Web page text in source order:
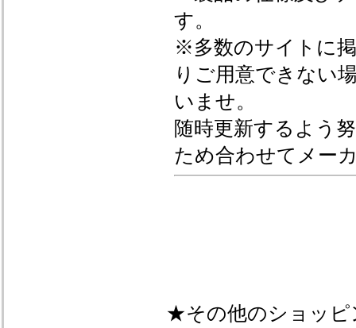
す。
※多数のサイトに
りご用意できない
いませ。
随時更新するよう
ため合わせてメー
★その他のショッピ